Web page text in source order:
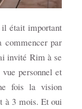
il était important
commencer par
invité Rim à se
personnel et
fois la vision
à 3 mois. Et oui